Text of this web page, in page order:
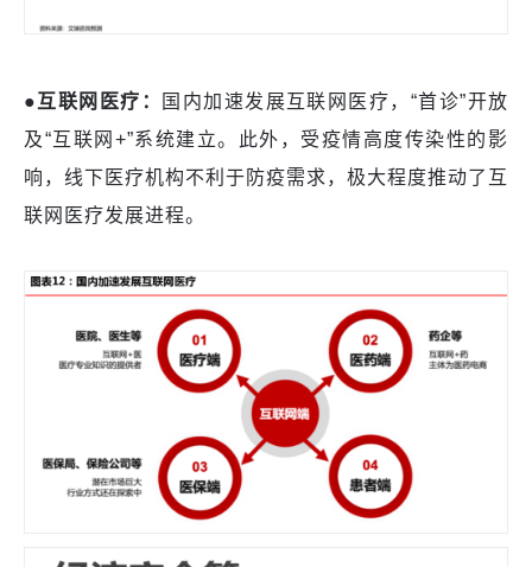
●互联网医疗： 国内加速发展互联网医疗， “首诊”开放
及“互联网+”系统建立。此外，受疫情高度传染性的影
响，线下医疗机构不利于防疫需求，极大程度推动了互
联网医疗发展进程。